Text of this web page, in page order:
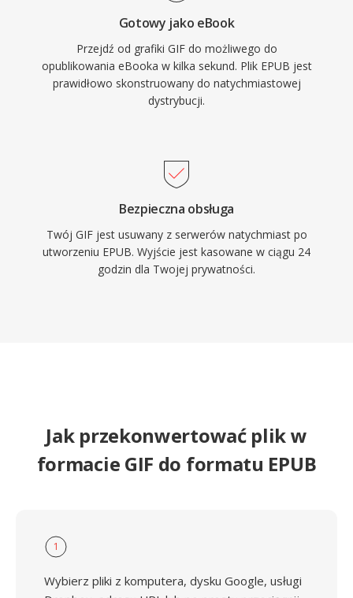
Gotowy jako eBook
Przejdź od grafiki GIF do możliwego do
opublikowania eBooka w kilka sekund. Plik EPUB jest
prawidłowo skonstruowany do natychmiastowej
dystrybucji.
Bezpieczna obsługa
Twój GIF jest usuwany z serwerów natychmiast po
utworzeniu EPUB. Wyjście jest kasowane w ciągu 24
godzin dla Twojej prywatności.
Jak przekonwertować plik w
formacie GIF do formatu EPUB
1
Wybierz pliki z komputera, dysku Google, usługi